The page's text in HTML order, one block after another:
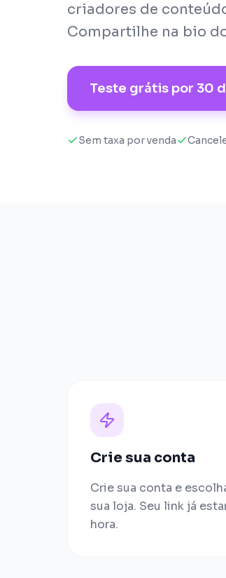
criadores de
Compartilhe na bio
Teste grátis por 30
Sem taxa por venda
Crie sua conta
Crie sua conta e
sua loja. Seu link já
hora.